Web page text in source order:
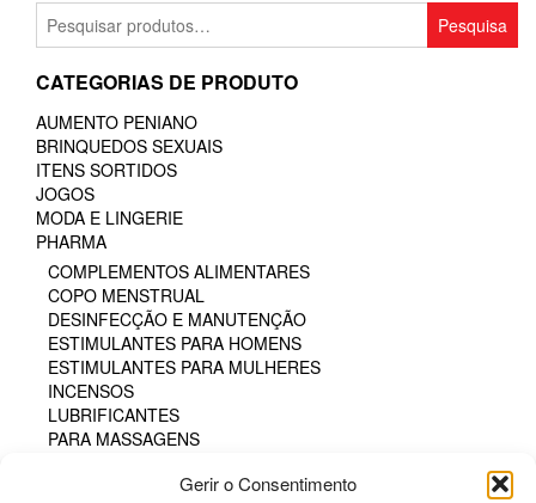
Gerir o Consentimento
Pesquisar
por:
Pesquisa
CATEGORIAS DE PRODUTO
AUMENTO PENIANO
BRINQUEDOS SEXUAIS
ITENS SORTIDOS
JOGOS
MODA E LINGERIE
PHARMA
COMPLEMENTOS ALIMENTARES
COPO MENSTRUAL
DESINFECÇÃO E MANUTENÇÃO
ESTIMULANTES PARA HOMENS
ESTIMULANTES PARA MULHERES
INCENSOS
LUBRIFICANTES
PARA MASSAGENS
PARA SEXO ORAL